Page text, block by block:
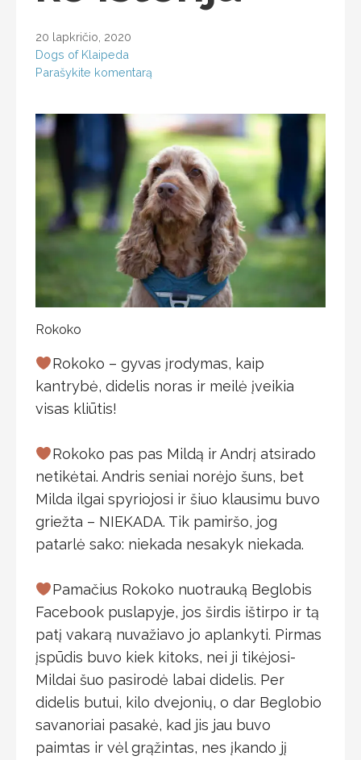
20 lapkričio, 2020
Dogs of Klaipeda
Parašykite komentarą
Rokoko
Rokoko – gyvas įrodymas, kaip
kantrybė, didelis noras ir meilė įveikia
visas kliūtis!
Rokoko pas pas Mildą ir Andrį atsirado
netikėtai. Andris seniai norėjo šuns, bet
Milda ilgai spyriojosi ir šiuo klausimu buvo
griežta – NIEKADA. Tik pamiršo, jog
patarlė sako: niekada nesakyk niekada.
Pamačius Rokoko nuotrauką Beglobis
Facebook puslapyje, jos širdis ištirpo ir tą
patį vakarą nuvažiavo jo aplankyti. Pirmas
įspūdis buvo kiek kitoks, nei ji tikėjosi-
Mildai šuo pasirodė labai didelis. Per
didelis butui, kilo dvejonių, o dar Beglobio
savanoriai pasakė, kad jis jau buvo
paimtas ir vėl grąžintas, nes įkando jį